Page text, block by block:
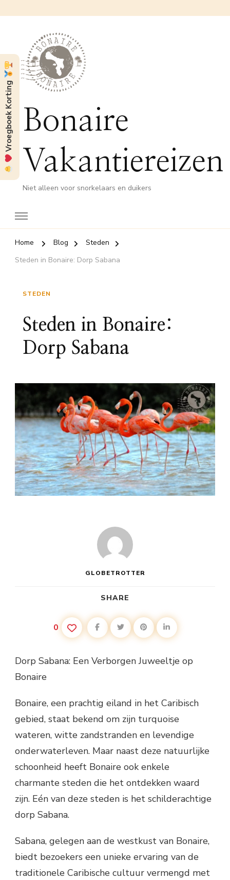
Bonaire
Vakantiereizen
Niet alleen voor snorkelaars en duikers
Home Blog
Steden
Steden in Bonaire: Dorp Sabana
STEDEN
Steden in Bonaire:
Dorp Sabana
GLOBETROTTER
SHARE
0
Dorp Sabana: Een Verborgen Juweeltje op
Bonaire
Bonaire, een prachtig eiland in het Caribisch
gebied, staat bekend om zijn turquoise
wateren, witte zandstranden en levendige
onderwaterleven. Maar naast deze natuurlijke
schoonheid heeft Bonaire ook enkele
charmante steden die het ontdekken waard
zijn. Eén van deze steden is het schilderachtige
dorp Sabana.
Sabana, gelegen aan de westkust van Bonaire,
biedt bezoekers een unieke ervaring van de
traditionele Caribische cultuur vermengd met
Vroegboek Korting